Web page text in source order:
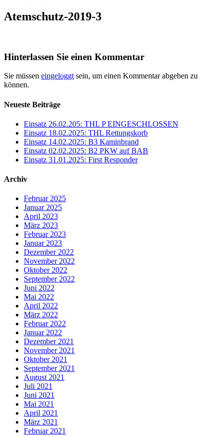
Atemschutz-2019-3
Hinterlassen Sie einen Kommentar
Sie müssen eingeloggt sein, um einen Kommentar abgeben zu
können.
Neueste Beiträge
Einsatz 26.02.205: THL P EINGESCHLOSSEN
Einsatz 18.02.2025: THL Rettungskorb
Einsatz 14.02.2025: B3 Kaminbrand
Einsatz 02.02.2025: B2 PKW auf BAB
Einsatz 31.01.2025: First Responder
Archiv
Februar 2025
Januar 2025
April 2023
März 2023
Februar 2023
Januar 2023
Dezember 2022
November 2022
Oktober 2022
September 2022
Juni 2022
Mai 2022
April 2022
März 2022
Februar 2022
Januar 2022
Dezember 2021
November 2021
Oktober 2021
September 2021
August 2021
Juli 2021
Juni 2021
Mai 2021
April 2021
März 2021
Februar 2021